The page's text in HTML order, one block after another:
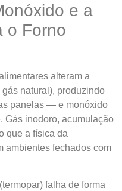
e a
o Forno
alteram a
natural), produzindo
panelas — e monóxido
Gás inodoro, acumulação
que a física da
ambientes fechados com
falha de forma